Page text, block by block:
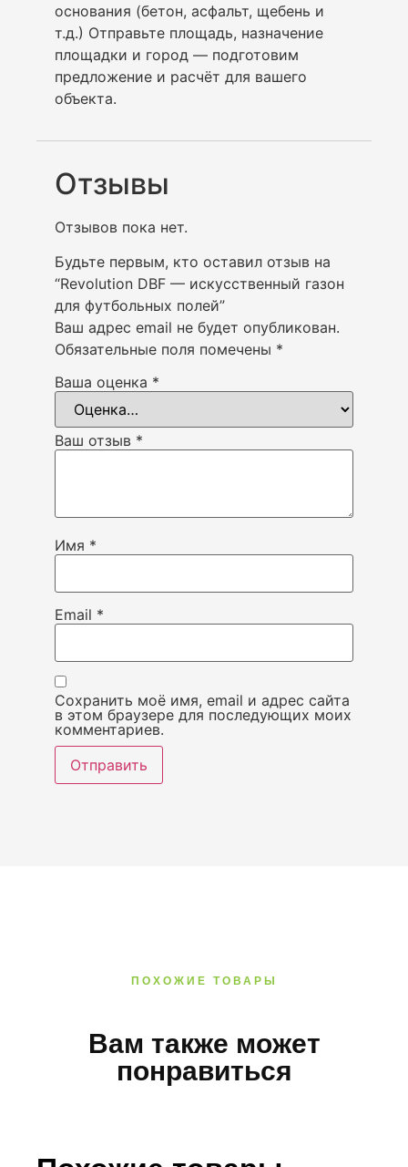
основания (бетон, асфальт, щебень и
т.д.) Отправьте площадь, назначение
площадки и город — подготовим
предложение и расчёт для вашего
объекта.
Отзывы
Отзывов пока нет.
Будьте первым, кто оставил отзыв на
“Revolution DBF — искусственный газон
для футбольных полей”
Ваш адрес email не будет опубликован.
Обязательные поля помечены *
Ваша оценка *
Ваш отзыв *
Имя *
Email *
Сохранить моё имя, email и адрес сайта
в этом браузере для последующих моих
комментариев.
ПОХОЖИЕ ТОВАРЫ
Вам также может
понравиться